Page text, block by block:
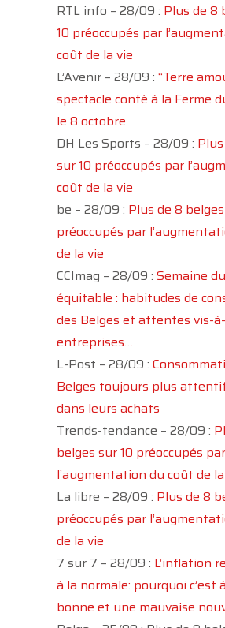
RTL info – 28/09 : Plus de 8
10 préoccupés par
coût de la vie
L’Avenir – 28/09 : “Terre
spectacle conté à la Ferme
le 8 octobre
DH Les Sports – 28/09 :
sur 10 préoccupés par
coût de la vie
be – 28/09 : Plus de 8
préoccupés par
de la vie
CCImag – 28/09 : Semaine
équitable : habitudes de
des Belges et attentes vis-
entreprises…
L-Post – 28/09 :
Belges toujours plus
dans leurs achats
Trends-tendance – 28/09 :
belges sur 10 préoccupés par
l’augmentation du coût de
La libre – 28/09 : Plus de 8
préoccupés par
de la vie
7 sur 7 – 28/09 : L’inflation
à la normale: pourquoi c’est
bonne et une mauvaise